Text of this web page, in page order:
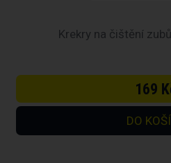
Krekry na čištění
169